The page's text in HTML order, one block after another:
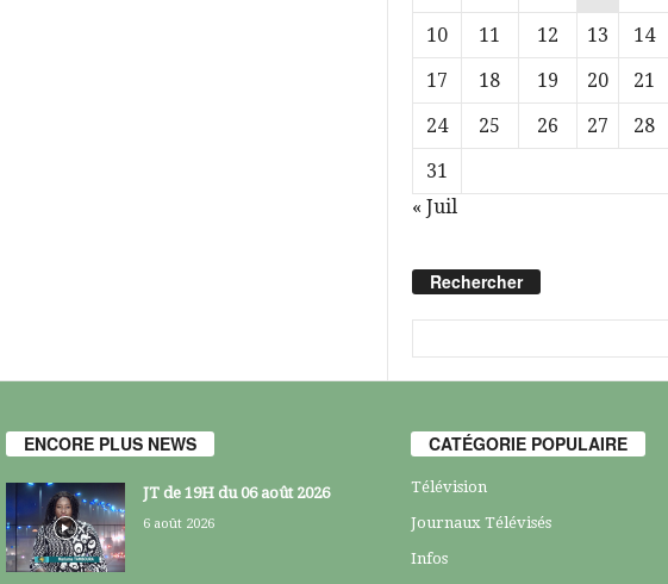
10
11 12 13 14
17
18 19 20 21
24
25 26 27 28
31
« Juil
Rechercher
ENCORE PLUS NEWS
JT de 19H du 06 août 2026
6 août 2026
CATÉGORIE POPULAIRE
Télévision
Journaux Télévisés
Infos